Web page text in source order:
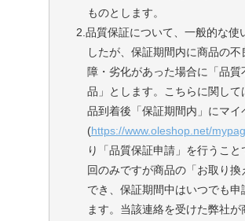
ものとします。
2.品質保証について、一般的な使
したが、保証期間内に商品の不
障・劣化があった場合に「品質
品」とします。こちらに関して
品到着後「保証期間内」にマイ
(https://www.oleshop.net/
り「品質保証申請」を行うこと
回のみですが商品の「お取り換
でき、保証期間中はいつでも申
ます。当該連絡を受けた弊社が